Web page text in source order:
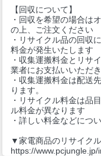
【回収について】
・回収を希望の場合は
の上、ご注文ください
・リサイクル品の回収
料金が発生いたします
・収集運搬料金とリサ
業者にお支払いいただ
・収集運搬料金は配送
ります。
・リサイクル料金は品
ル料金が異なります
・詳しい料金などにつ
▼家電商品のリサイク
https://